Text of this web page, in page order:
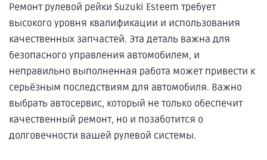
Ремонт рулевой рейки Suzuki Esteem требует
высокого уровня квалификации и использования
качественных запчастей. Эта деталь важна для
безопасного управления автомобилем, и
неправильно выполненная работа может привести к
серьёзным последствиям для автомобиля. Важно
выбрать автосервис, который не только обеспечит
качественный ремонт, но и позаботится о
долговечности вашей рулевой системы.